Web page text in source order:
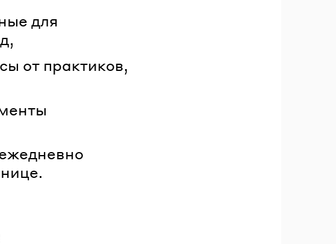
для
от практиков,